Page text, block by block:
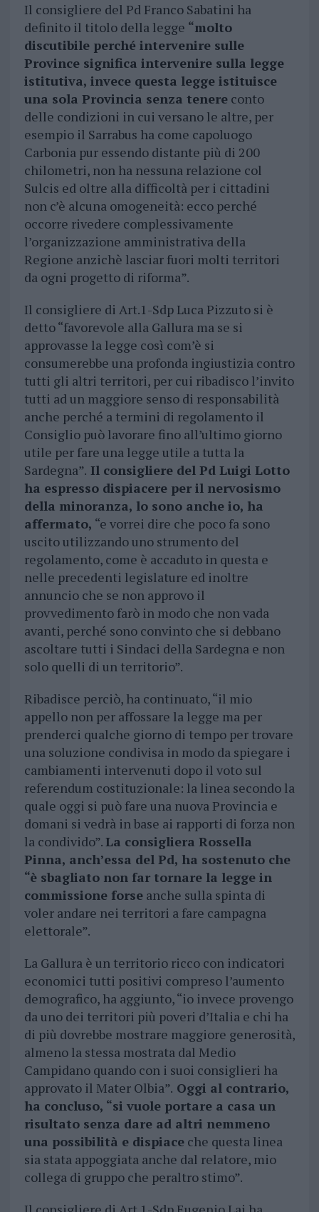
Il consigliere del Pd Franco Sabatini ha
definito il titolo della legge “molto
discutibile perché intervenire sulle
Province significa intervenire sulla legge
istitutiva, invece questa legge istituisce
una sola Provincia senza tenereconto
delle condizioni in cui versano le altre, per
esempio il Sarrabus ha come capoluogo
Carbonia pur essendo distante più di 200
chilometri, non ha nessuna relazione col
Sulcis ed oltre alla difficoltà per i cittadini
non c’è alcuna omogeneità: ecco perché
occorre rivedere complessivamente
l’organizzazione amministrativa della
Regione anzichè lasciar fuori molti territori
da ogni progetto di riforma”.
Il consigliere di Art.1-Sdp Luca Pizzuto si è
detto “favorevole alla Gallura ma se si
approvasse la legge così com’è si
consumerebbe una profonda ingiustizia contro
tutti gli altri territori, per cui ribadisco l’invito
tutti ad un maggiore senso di responsabilità
anche perché a termini di regolamento il
Consiglio può lavorare fino all’ultimo giorno
utile per fare una legge utile a tutta la
Sardegna”. Il consigliere del Pd Luigi Lotto
ha espresso dispiacere per il nervosismo
della minoranza, lo sono anche io, ha
affermato, “e vorrei dire che poco fa sono
uscito utilizzando uno strumento del
regolamento, come è accaduto in questa e
nelle precedenti legislature ed inoltre
annuncio che se non approvo il
provvedimento farò in modo che non vada
avanti, perché sono convinto che si debbano
ascoltare tutti i Sindaci della Sardegna e non
solo quelli di un territorio”.
Ribadisce perciò, ha continuato, “il mio
appello non per affossare la legge ma per
prenderci qualche giorno di tempo per trovare
una soluzione condivisa in modo da spiegare i
cambiamenti intervenuti dopo il voto sul
referendum costituzionale: la linea secondo la
quale oggi si può fare una nuova Provincia e
domani si vedrà in base ai rapporti di forza non
la condivido”.La consigliera Rossella
Pinna, anch’essa del Pd, ha sostenuto che
“è sbagliato non far tornare la legge in
commissione forseanche sulla spinta di
voler andare nei territori a fare campagna
elettorale”.
La Gallura è un territorio ricco con indicatori
economici tutti positivi compreso l’aumento
demografico, ha aggiunto, “io invece provengo
da uno dei territori più poveri d’Italia e chi ha
di più dovrebbe mostrare maggiore generosità,
almeno la stessa mostrata dal Medio
Campidano quando con i suoi consiglieri ha
approvato il Mater Olbia”. Oggi al contrario,
ha concluso, “si vuole portare a casa un
risultato senza dare ad altri nemmeno
una possibilità e dispiaceche questa linea
sia stata appoggiata anche dal relatore, mio
collega di gruppo che peraltro stimo”.